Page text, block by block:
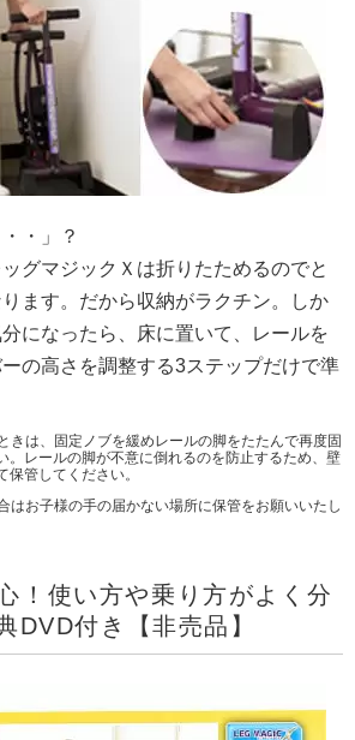
・」？
グマジックＸは折りたためるのでと
ます。だから収納がラクチン。しか
になったら、床に置いて、レールを
の高さを調整する3ステップだけで準
きは、固定ノブを緩めレールの脚をたたんで再度固
。レールの脚が不意に倒れるのを防止するため、壁
保管してください。
はお子様の手の届かない場所に保管をお願いいたし
！使い方や乗り方がよく分
DVD付き【非売品】